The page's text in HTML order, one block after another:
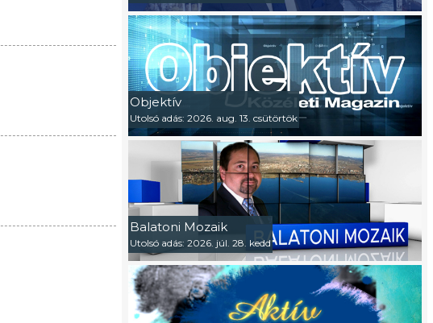
Objektív
Utolsó adás: 2026. aug. 13. csütörtök
Balatoni Mozaik
Utolsó adás: 2026. júl. 28. kedd